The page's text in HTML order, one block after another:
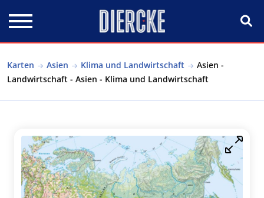
Karten Asien Klima und Landwirtschaft
Asien -
Landwirtschaft - Asien - Klima und Landwirtschaft